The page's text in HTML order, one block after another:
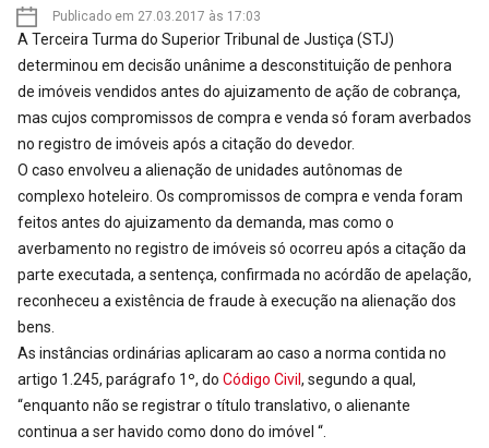
Publicado em 27.03.2017 às 17:03
A Terceira Turma do Superior Tribunal de Justiça (STJ)
determinou em decisão unânime a desconstituição de penhora
de imóveis vendidos antes do ajuizamento de ação de cobrança,
mas cujos compromissos de compra e venda só foram averbados
no registro de imóveis após a citação do devedor.
O caso envolveu a alienação de unidades autônomas de
complexo hoteleiro. Os compromissos de compra e venda foram
feitos antes do ajuizamento da demanda, mas como o
averbamento no registro de imóveis só ocorreu após a citação da
parte executada, a sentença, confirmada no acórdão de apelação,
reconheceu a existência de fraude à execução na alienação dos
bens.
As instâncias ordinárias aplicaram ao caso a norma contida no
artigo 1.245, parágrafo 1º, do Código Civil , segundo a qual,
“enquanto não se registrar o título translativo, o alienante
continua a ser havido como dono do imóvel “.